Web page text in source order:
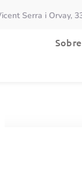
Serra i Orvay,